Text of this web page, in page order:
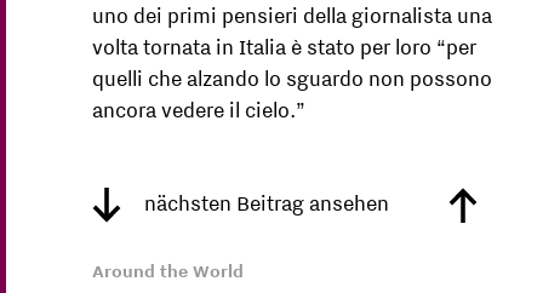
uno dei primi pensieri della giornalista una
volta tornata in Italia è stato per loro “per
quelli che alzando lo sguardo non possono
ancora vedere il cielo.”
nächsten Beitrag ansehen
Around the World